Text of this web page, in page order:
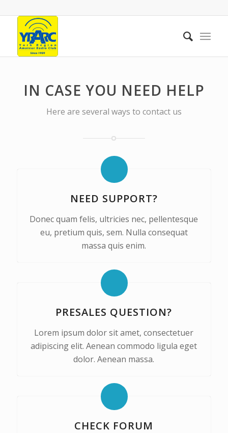
IN CASE YOU NEED HELP
Here are several ways to contact us
NEED SUPPORT?
Donec quam felis, ultricies nec, pellentesque
eu, pretium quis, sem. Nulla consequat
massa quis enim.
PRESALES QUESTION?
Lorem ipsum dolor sit amet, consectetuer
adipiscing elit. Aenean commodo ligula eget
dolor. Aenean massa.
CHECK FORUM